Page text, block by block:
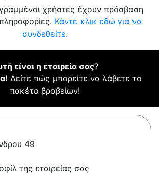
χρήστες έχουν πρόσβαση
Κάντε κλικ εδώ για να
συνδεθείτε.
είναι η εταιρεία σας?
Δείτε πώς μπορείτε να λάβετε το
πακέτο βραβείων!
49
της εταιρείας σας